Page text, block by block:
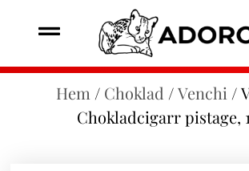
Hem / Choklad /Venchi /
Chokladcigarr pistage,